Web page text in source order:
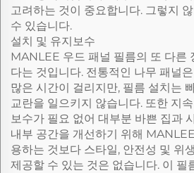
고려하는 것이 중요합니다. 그렇지
수 있습니다.
설치 및 유지보수
MANLEE 우드 패널 필름의 또 다른
다는 것입니다. 전통적인 나무 패널
많은 시간이 걸리지만, 필름 설치는
교란을 일으키지 않습니다. 또한 지
보수가 필요 없어 대부분 바쁜 집과
내부 공간을 개선하기 위해
용하는 것보다 스타일, 안전성 및 위
제공할 수 있는 것은 없습니다. 이 필